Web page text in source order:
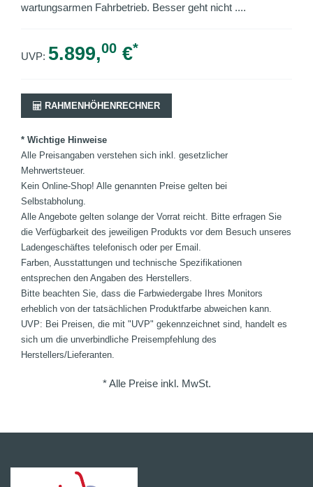
wartungsarmen Fahrbetrieb. Besser geht nicht ....
UVP: 5.899,00 €*
RAHMENHÖHENRECHNER
* Wichtige Hinweise
Alle Preisangaben verstehen sich inkl. gesetzlicher
Mehrwertsteuer.
Kein Online-Shop! Alle genannten Preise gelten bei
Selbstabholung.
Alle Angebote gelten solange der Vorrat reicht. Bitte erfragen Sie
die Verfügbarkeit des jeweiligen Produkts vor dem Besuch unseres
Ladengeschäftes telefonisch oder per Email.
Farben, Ausstattungen und technische Spezifikationen
entsprechen den Angaben des Herstellers.
Bitte beachten Sie, dass die Farbwiedergabe Ihres Monitors
erheblich von der tatsächlichen Produktfarbe abweichen kann.
UVP: Bei Preisen, die mit "UVP" gekennzeichnet sind, handelt es
sich um die unverbindliche Preisempfehlung des
Herstellers/Lieferanten.
* Alle Preise inkl. MwSt.